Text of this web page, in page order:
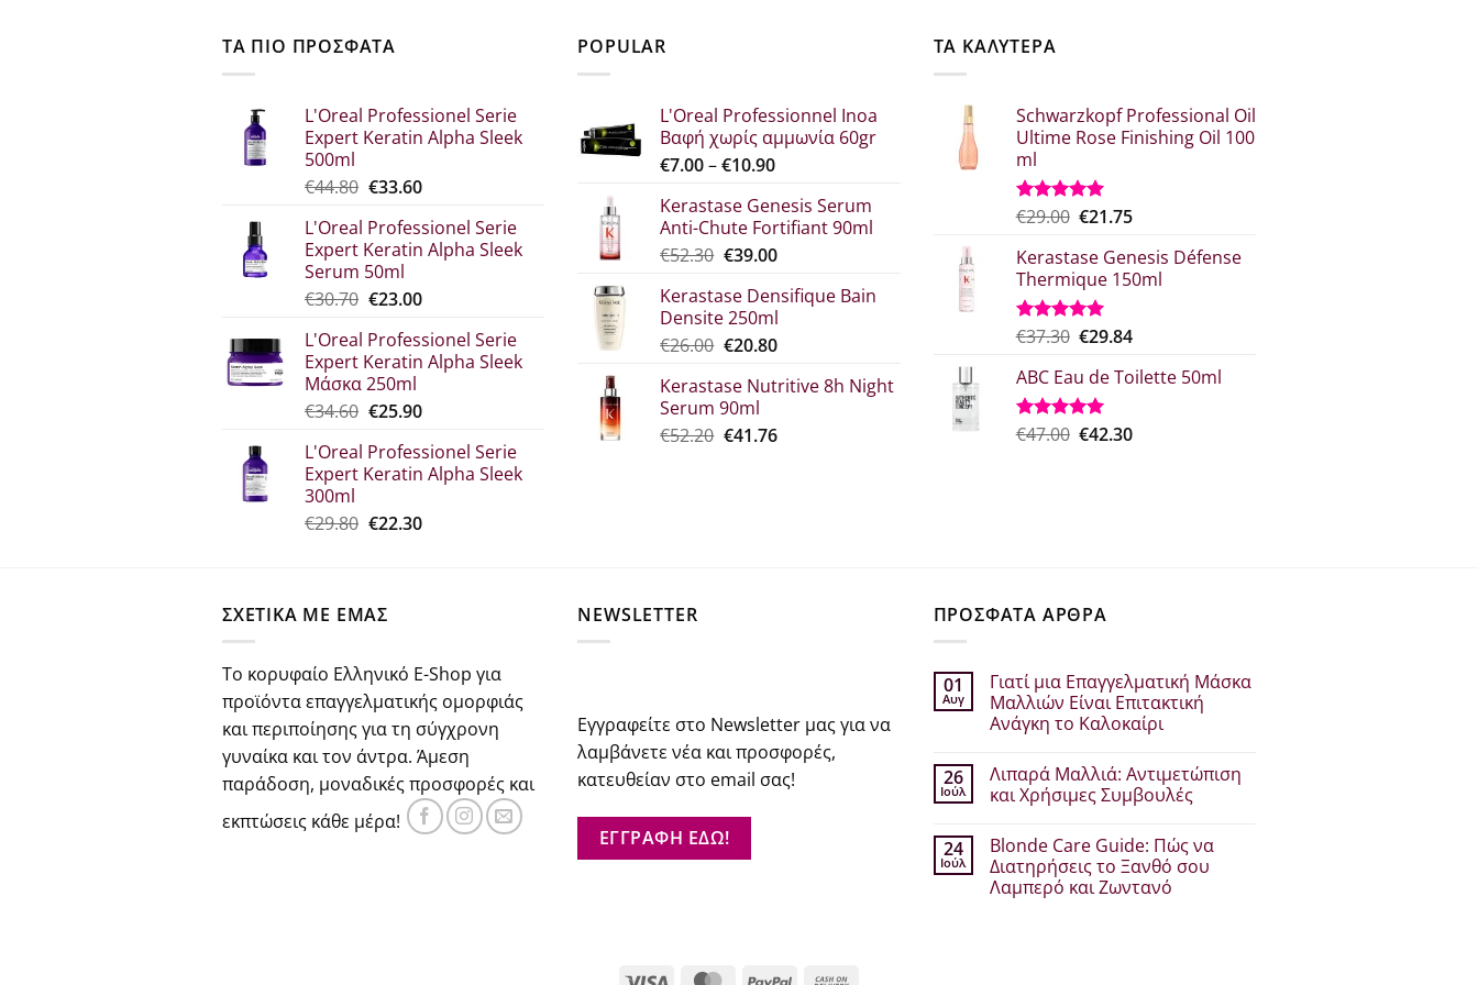
ΤΑ ΠΙΟ ΠΡΟΣΦΑΤΑ
L'Oreal Professionel Serie
Expert Keratin Alpha Sleek
500ml
€44.80 Original
was:
€44.80.
€33.60Η
τιμή
είναι:
L'Oreal Professionel Serie
Expert Keratin Alpha Sleek
Serum 50ml
€30.70 Original
was:
€30.70.
€23.00Η
τιμή
είναι:
L'Oreal Professionel Serie
Expert Keratin Alpha Sleek
Μάσκα 250ml
€34.60 Original
was:
€34.60.
€25.90Η
τιμή
είναι:
L'Oreal Professionel Serie
Expert Keratin Alpha Sleek
300ml
€29.80 Original
€22.30Η
POPULAR
L'Oreal Professionnel Inoa
Βαφή χωρίς αμμωνία 60gr
€7.00–€10.90Price
€7.00
through
€10.90
Kerastase Genesis Serum
Anti-Chute Fortifiant 90ml
€52.30 Original
was:
€52.30.
€39.00Η
τιμή
είναι:
€39.00.
Kerastase Densifique Bain
Densite 250ml
€26.00 Original
was:
€26.00.
€20.80Η
τιμή
€20.80.
Kerastase Nutritive 8h Night
Serum 90ml
€52.20 Original
€41.76Η
ΤΑ ΚΑΛΥΤΕΡΑ
Schwarzkopf Professional Oil
Ultime Rose Finishing Oil 100
ml
Βαθμολογήθηκε
από 5
€29.00 Original
was:
€29.00.
€21.75Η
τιμή
είναι:
Kerastase Genesis Défense
Thermique 150ml
Βαθμολογήθηκε
από 5
€37.30 Original
was:
€37.30.
€29.84Η
τιμή
€29.84.
ABC Eau de Toilette 50ml
Βαθμολογήθηκε
€47.00 Original
€42.30Η
ΣΧΕΤΙΚΑ ΜΕ ΕΜΑΣ
Το κορυφαίο Ελληνικό E-Shop για
προϊόντα επαγγελματικής ομορφιάς
και περιποίησης για τη σύγχρονη
γυναίκα και τον άντρα. Άμεση
παράδοση, μοναδικές προσφορές και
εκπτώσεις κάθε μέρα!
NEWSLETTER
Εγγραφείτε στο Newsletter μας για να
λαμβάνετε νέα και προσφορές,
κατευθείαν στο email σας!
ΕΓΓΡΑΦΗ ΕΔΩ!
ΠΡΟΣΦΑΤΑ ΑΡΘΡΑ
01
Αυγ
Γιατί μια Επαγγελματική Μάσκα
Μαλλιών Είναι Επιτακτική
Ανάγκη το Καλοκαίρι
σχόλια
στο
Γιατί
Μάσκα
Μαλλιών
Είναι
Επιτακτική
Ανάγκη
26
Ιούλ
Λιπαρά Μαλλιά: Αντιμετώπιση
και Χρήσιμες Συμβουλές
σχόλια
στο
Λιπαρά
Μαλλιά:
Αντιμετώπιση
24
Ιούλ
Blonde Care Guide: Πώς να
Διατηρήσεις το Ξανθό σου
Λαμπερό και Ζωντανό
Visa MasterCardPayPal